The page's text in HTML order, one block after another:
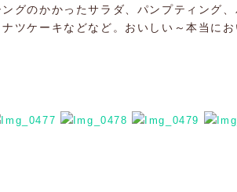
ングのかかったサラダ、パンプティング
ツケーキなどなど。おいしい～本当に